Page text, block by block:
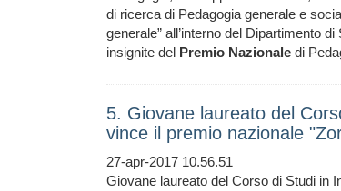
di ricerca di Pedagogia generale e
generale” all’interno del Dipartimento
insignite del Premio Nazionale di
5. Giovane laureato del
vince il premio nazionale
27-apr-2017 10.56.51
Giovane laureato del Corso di Studi in